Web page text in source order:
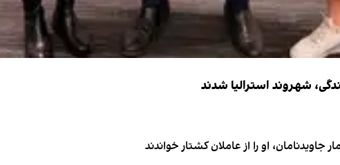
جاویدنامان، او را از عاملان کشتار خواندند